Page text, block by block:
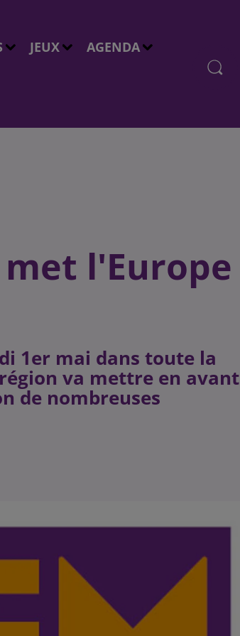
JEUX AGENDA
l'Europe
1er mai dans toute la
va mettre en avant
de nombreuses